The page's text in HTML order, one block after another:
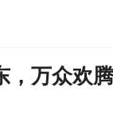
，万众欢